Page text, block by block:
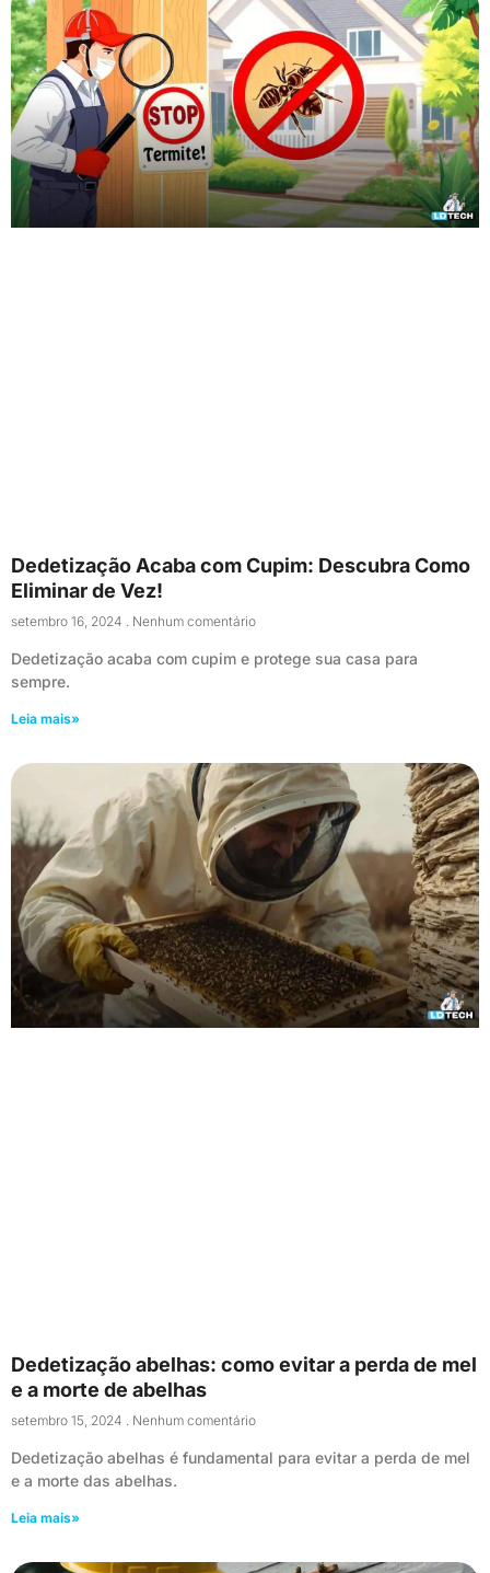
Dedetização Acaba com Cupim: Descubra Como
Eliminar de Vez!
setembro 16, 2024 Nenhum comentário
Dedetização acaba com cupim e protege sua casa para
sempre.
Leia mais»
Dedetização abelhas: como evitar a perda de mel
e a morte de abelhas
setembro 15, 2024 Nenhum comentário
Dedetização abelhas é fundamental para evitar a perda de mel
e a morte das abelhas.
Leia mais»